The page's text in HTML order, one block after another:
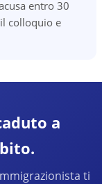
entro 30
colloquio e
a
ti